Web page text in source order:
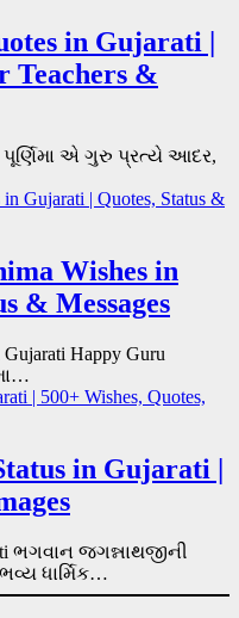
in Gujarati |
Teachers &
પૂર્ણિમા એ ગુરુ પ્રત્યે આદર,
Wishes in
& Messages
Happy Guru
in Gujarati |
ભગવાન જગન્નાથજીની
ધાર્મિક…